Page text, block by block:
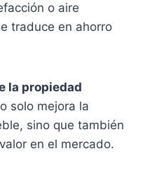
o aire
traduce en ahorro
la propiedad
solo mejora la
sino que también
en el mercado.